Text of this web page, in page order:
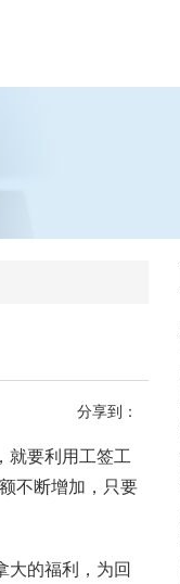
分享到：
，就要利用工签工
不断增加，只要
大的福利，为回